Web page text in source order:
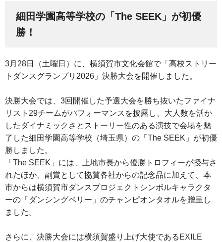
細田学園高等学校の「The SEEK」が初優
勝！
3月28日（土曜日）に、横須賀市文化会館で「高校ストリー
トダンスグランプリ2026」決勝大会を開催しました。
決勝大会では、3回開催した予選大会を勝ち抜いたファイナ
リスト29チームがパフォーマンスを披露し、大人数を活か
したダイナミックさとストーリー性のある演技で会場を魅
了した細田学園高等学校（埼玉県）の「The SEEK」が初優
勝しました。
「The SEEK」には、上地市長から優勝トロフィーが授与さ
れたほか、副賞として協賛各社からの記念品に加えて、本
市からは横須賀市ダンスプロジェクトシンボルキャラクタ
ーの「ダンシングペリー」のチャンピオンタオルを贈呈し
ました。
さらに、決勝大会には横須賀盛り上げ大使であるEXILE